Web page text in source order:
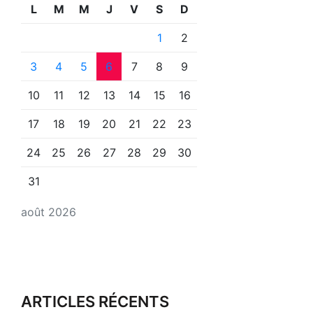
août 2026
L M M J V S D
1 2
3 4 5 6 7 8 9
10 11 12 13 14 15 16
17 18 19 20 21 22 23
24 25 26 27 28 29 30
31
ARTICLES RÉCENTS